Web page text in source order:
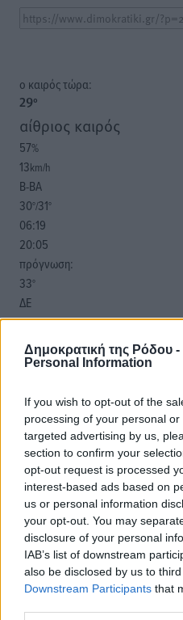
Δημοκρατική της Ρόδου -
Personal Information
If you wish to opt-out of the
processing of your personal
targeted advertising by us,
section to confirm your
opt-out request is processed
interest-based ads based on
us or personal information
your opt-out. You may
disclosure of your personal
IAB’s list of downstream
also be disclosed by us to
Downstream Participants that
o καιρός τώρα:
29°
αίθριος καιρός
57%
13km/h
Β-ΒΑ
30°/31°
06:19
20:05
πρόγνωση:
33°
ΔΕ
30°
ΤΡ
28°
29 °
ΠΕ